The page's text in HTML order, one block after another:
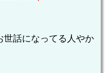
世話になってる人やか